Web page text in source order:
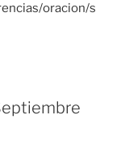
oracion/s